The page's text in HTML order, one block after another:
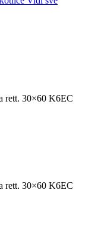
rett. 30×60 K6EC
rett. 30×60 K6EC